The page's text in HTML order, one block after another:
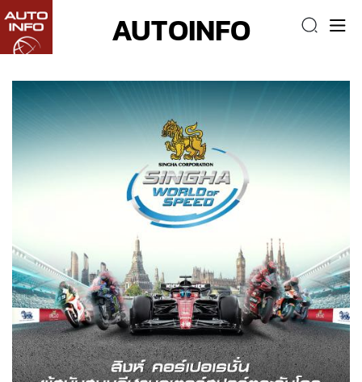
AUTOINFO